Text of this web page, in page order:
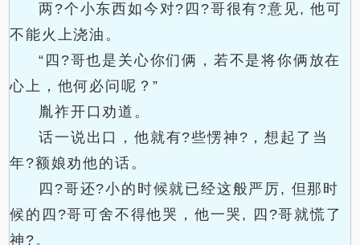
两?个小东西如今对?四?哥很有?意见, 他可
不能火上浇油。
“四?哥也是关心你们俩，若不是将你俩放在
心上，他何必问呢？”
胤祚开口劝道。
话一说出口，他就有?些愣神?，想起了当
年?额娘劝他的话。
四?哥还?小的时候就已经这般严厉, 但那时
候的四?哥可舍不得他哭，他一哭, 四?哥就慌了
神?。